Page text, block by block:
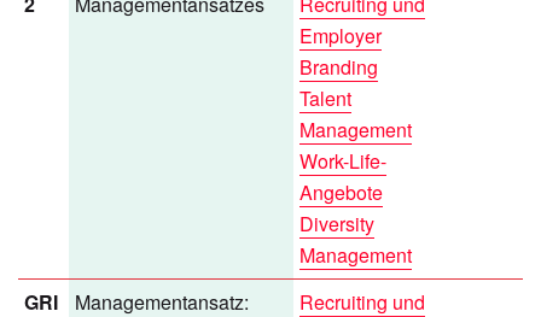
Employer
Branding
Talent
Management
Work-Life-
Angebote
Diversity
Management
GRI
Managementansatz:
Recruiting und